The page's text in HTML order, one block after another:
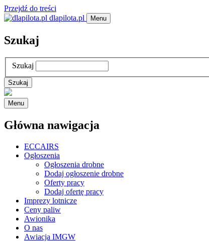
Przejdź do treści
dlapilota.pl
Menu
Szukaj
Szukaj
Menu
Główna nawigacja
ECCAIRS
Ogłoszenia
Ogłoszenia drobne
Dodaj ogłoszenie drobne
Oferty pracy
Dodaj ofertę pracy
Imprezy lotnicze
Ceny paliw
Awionika
O nas
Awiacja IMGW